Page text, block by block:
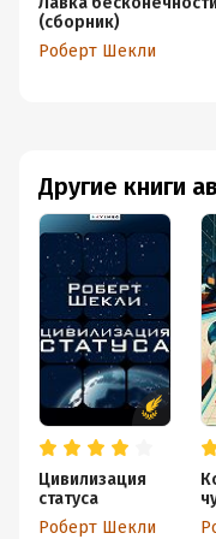
Другие книги
Цивилизация
статуса
Роберт Шекли
(сборник)
Роберт Шекли